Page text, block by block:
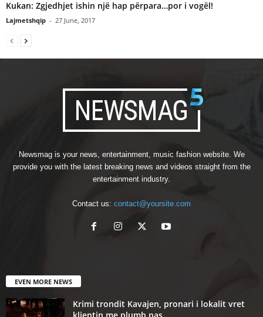
Kukan: Zgjedhjet ishin një hap përpara…por i vogël!
Lajmetshqip - 27 June, 2017
Newsmag is your news, entertainment, music fashion website. We
provide you with the latest breaking news and videos straight from the
entertainment industry.
Contact us: contact@yoursite.com
EVEN MORE NEWS
Krimi trondit Kavajen, pronari i lokalit vret
klientin me plumb pas...